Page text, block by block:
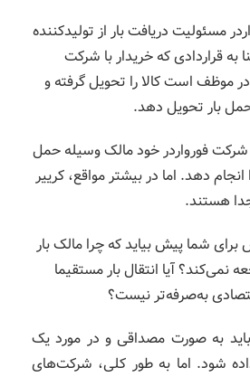
مسئولیت دریافت بار از تولیدکننده
به قراردادی که خریدار با شرکت
موظف است کالا را تحویل گرفته و
بار تحویل دهد.
فورواردر خود مالک وسیله حمل
انجام دهد. اما در بیشتر مواقع، کرییر
هستند.
شما پیش بیاید که چرا مالک بار
نمی‌کند؟ آیا انتقال بار مستقیما
به‌صرفه‌تر نیست؟
به صورت مصداقی و در مورد یک
شود. اما به طور کلی، شرکت‌های